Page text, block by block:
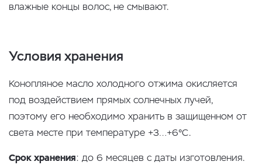
влажные концы волос, не смывают.
Условия хранения
Конопляное масло холодного отжима окисляется
под воздействием прямых солнечных лучей,
поэтому его необходимо хранить в защищенном от
света месте при температуре +3…+6°C.
Срок хранения: до 6 месяцев с даты изготовления.